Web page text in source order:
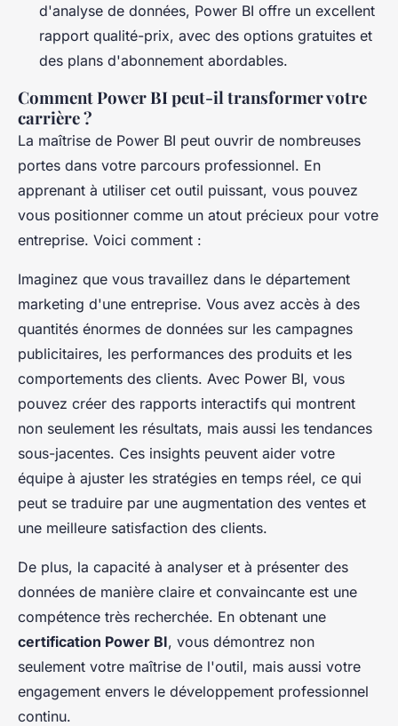
d'analyse de données, Power BI offre un excellent
rapport qualité-prix, avec des options gratuites et
des plans d'abonnement abordables.
Comment Power BI peut-il transformer votre
carrière ?
La maîtrise de Power BI peut ouvrir de nombreuses
portes dans votre parcours professionnel. En
apprenant à utiliser cet outil puissant, vous pouvez
vous positionner comme un atout précieux pour votre
entreprise. Voici comment :
Imaginez que vous travaillez dans le département
marketing d'une entreprise. Vous avez accès à des
quantités énormes de données sur les campagnes
publicitaires, les performances des produits et les
comportements des clients. Avec Power BI, vous
pouvez créer des rapports interactifs qui montrent
non seulement les résultats, mais aussi les tendances
sous-jacentes. Ces insights peuvent aider votre
équipe à ajuster les stratégies en temps réel, ce qui
peut se traduire par une augmentation des ventes et
une meilleure satisfaction des clients.
De plus, la capacité à analyser et à présenter des
données de manière claire et convaincante est une
compétence très recherchée. En obtenant une
certification Power BI, vous démontrez non
seulement votre maîtrise de l'outil, mais aussi votre
engagement envers le développement professionnel
continu.